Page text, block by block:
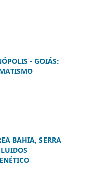
- GOIÁS:
BAHIA, SERRA